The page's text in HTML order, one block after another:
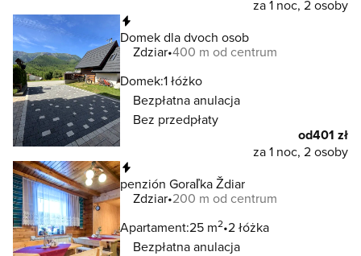
za 1 noc, 2 osoby
Domek dla dvoch osob
Zdziar 400 m od centrum
Domek:1 łóżko
Bezpłatna anulacja
Bez przedpłaty
od401 zł
za 1 noc, 2 osoby
penzión Goraľka Ždiar
Zdziar 200 m od centrum
Apartament:25 m2 2 łóżka
Bezpłatna anulacja